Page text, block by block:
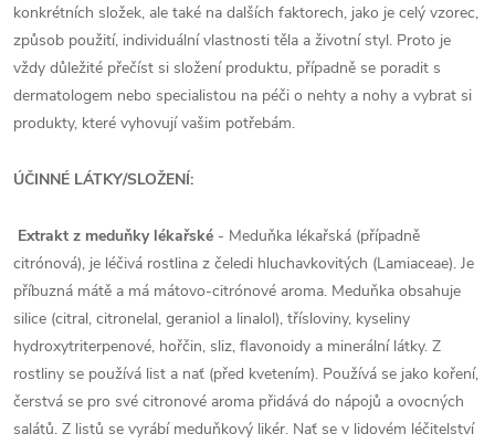
konkrétních složek, ale také na dalších faktorech, jako je celý vzorec,
způsob použití, individuální vlastnosti těla a životní styl. Proto je
vždy důležité přečíst si složení produktu, případně se poradit s
dermatologem nebo specialistou na péči o nehty a nohy a vybrat si
produkty, které vyhovují vašim potřebám.
ÚČINNÉ LÁTKY/SLOŽENÍ:
Extrakt z meduňky lékařské - Meduňka lékařská (případně
citrónová), je léčivá rostlina z čeledi hluchavkovitých (Lamiaceae). Je
příbuzná mátě a má mátovo-citrónové aroma. Meduňka obsahuje
silice (citral, citronelal, geraniol a linalol), třísloviny, kyseliny
hydroxytriterpenové, hořčin, sliz, flavonoidy a minerální látky. Z
rostliny se používá list a nať (před kvetením). Používá se jako koření,
čerstvá se pro své citronové aroma přidává do nápojů a ovocných
salátů. Z listů se vyrábí meduňkový likér. Nať se v lidovém léčitelství